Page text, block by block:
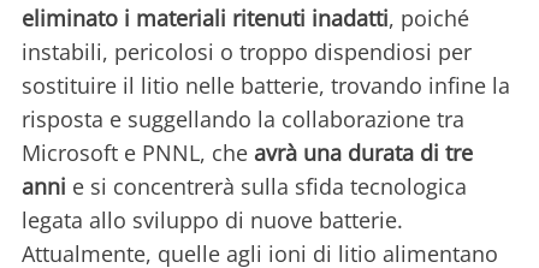
eliminato i materiali ritenuti inadatti, poiché
instabili, pericolosi o troppo dispendiosi per
sostituire il litio nelle batterie, trovando infine la
risposta e suggellando la collaborazione tra
Microsoft e PNNL, che avrà una durata di tre
anni e si concentrerà sulla sfida tecnologica
legata allo sviluppo di nuove batterie.
Attualmente, quelle agli ioni di litio alimentano